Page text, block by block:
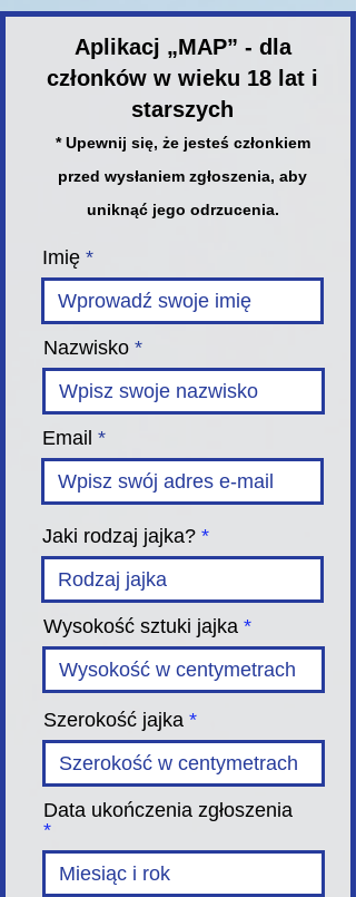
Aplikacj „MAP” - dla
członków w wieku 18 lat i
starszych
* Upewnij się, że jesteś członkiem
przed wysłaniem zgłoszenia, aby
uniknąć jego odrzucenia.
Imię
Nazwisko
Email
Jaki rodzaj jajka?
Wysokość sztuki jajka
Szerokość jajka
Data ukończenia zgłoszenia